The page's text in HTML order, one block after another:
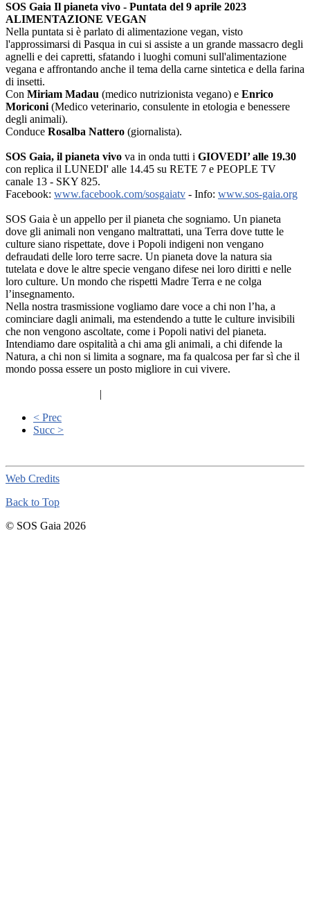
SOS Gaia Il pianeta vivo - Puntata del 9 aprile 2023
ALIMENTAZIONE VEGAN
Nella puntata si è parlato di alimentazione vegan, visto
l'approssimarsi di Pasqua in cui si assiste a un grande massacro degli
agnelli e dei capretti, sfatando i luoghi comuni sull'alimentazione
vegana e affrontando anche il tema della carne sintetica e della farina
di insetti.
Con Miriam Madau (medico nutrizionista vegano) e Enrico
Moriconi (Medico veterinario, consulente in etologia e benessere
degli animali).
Conduce Rosalba Nattero (giornalista).
SOS Gaia, il pianeta vivo va in onda tutti i GIOVEDI’ alle 19.30
con replica il LUNEDI' alle 14.45 su RETE 7 e PEOPLE TV
canale 13 - SKY 825.
Facebook: www.facebook.com/sosgaiatv - Info: www.sos-gaia.org
SOS Gaia è un appello per il pianeta che sogniamo. Un pianeta
dove gli animali non vengano maltrattati, una Terra dove tutte le
culture siano rispettate, dove i Popoli indigeni non vengano
defraudati delle loro terre sacre. Un pianeta dove la natura sia
tutelata e dove le altre specie vengano difese nei loro diritti e nelle
loro culture. Un mondo che rispetti Madre Terra e ne colga
l’insegnamento.
Nella nostra trasmissione vogliamo dare voce a chi non l’ha, a
cominciare dagli animali, ma estendendo a tutte le culture invisibili
che non vengono ascoltate, come i Popoli nativi del pianeta.
Intendiamo dare ospitalità a chi ama gli animali, a chi difende la
Natura, a chi non si limita a sognare, ma fa qualcosa per far sì che il
mondo possa essere un posto migliore in cui vivere.
|
< Prec
Succ >
Web Credits
Back to Top
© SOS Gaia 2026